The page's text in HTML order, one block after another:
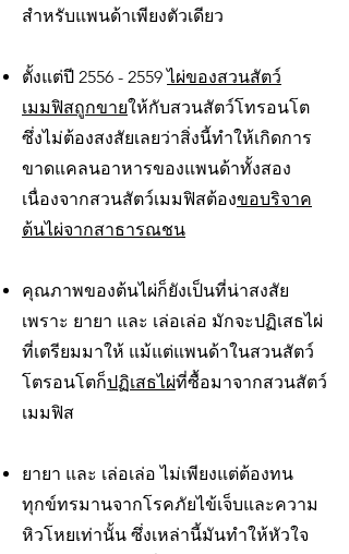
สำหรับแพนด้าเพียงตัวเดียว
ตั้งแต่ปี 2556 - 2559 ไผ่ของสวนสัตว์
เมมฟิสถูกขายให้กับสวนสัตว์โทรอนโต
ซึ่งไม่ต้องสงสัยเลยว่าสิ่งนี้ทำให้เกิดการ
ขาดแคลนอาหารของแพนด้าทั้งสอง
เนื่องจากสวนสัตว์เมมฟิสต้องขอบริจาค
ต้นไผ่จากสาธารณชน
คุณภาพของต้นไผ่ก็ยังเป็นที่น่าสงสัย
เพราะ ยายา และ เล่อเล่อ มักจะปฏิเสธไผ่
ที่เตรียมมาให้ แม้แต่แพนด้าในสวนสัตว์
โตรอนโตก็ปฏิเสธไผ่ที่ซื้อมาจากสวนสัตว์
เมมฟิส
ยายา และ เล่อเล่อ ไม่เพียงแต่ต้องทน
ทุกข์ทรมานจากโรคภัยไข้เจ็บและความ
หิวโหยเท่านั้น ซึ่งเหล่านี้มันทำให้หัวใจ